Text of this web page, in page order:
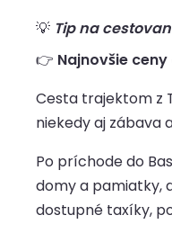
💡 Tip na
👉 Najnovšie
Cesta trajektom z
niekedy aj zábava
Po príchode do
domy a pamiatky,
dostupné taxíky,